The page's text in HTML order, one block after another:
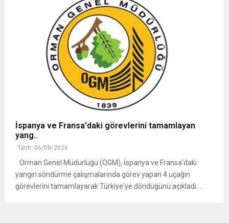
İspanya ve Fransa'daki görevlerini tamamlayan
yang..
Tarih: 06/08/2026
Orman Genel Müdürlüğü (OGM), İspanya ve Fransa'daki
yangın söndürme çalışmalarında görev yapan 4 uçağın
görevlerini tamamlayarak Türkiye'ye döndüğünü açıkladı. ..